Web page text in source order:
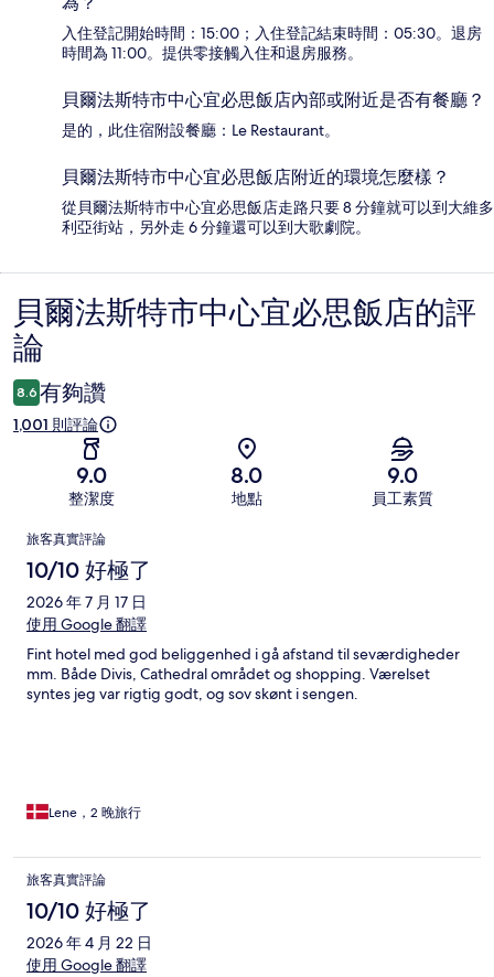
入住登記開始時間：15:00；入住登記結束時間：05:30。退房
時間為 11:00。提供零接觸入住和退房服務。
貝爾法斯特市中心宜必思飯店內部或附近是否有餐廳？
是的，此住宿附設餐廳：Le Restaurant。
貝爾法斯特市中心宜必思飯店附近的環境怎麼樣？
從貝爾法斯特市中心宜必思飯店走路只要 8 分鐘就可以到大維多
利亞街站，另外走 6 分鐘還可以到大歌劇院。
評
論
貝爾法斯特市中心宜必思飯店的評
論
8.6 有夠讚
1,001 則評論
9.0
整潔度
8.0
地點
9.0
員工素質
評
論
旅客真實評論
10/10 好極了
2026 年 7 月 17 日
使用 Google 翻譯
Fint hotel med god beliggenhed i gå afstand til seværdigheder
mm. Både Divis, Cathedral området og shopping. Værelset
syntes jeg var rigtig godt, og sov skønt i sengen.
Lene，2 晚旅行
旅客真實評論
10/10 好極了
2026 年 4 月 22 日
使用 Google 翻譯